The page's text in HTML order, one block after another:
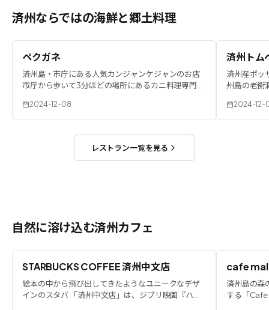
済州ならではの海鮮と郷土料理
ペクガネ
済州島・市庁にある人気カンジャンケジャンのお店
市庁から歩いて3分ほどの場所にあるカニ料理専門店
んだとか。このお店...
2024-12-08
済州トム
済州産ポッ
州島の老衡
な済州の郷
2024-12-
レストラン一覧を見る
自然に溶け込む済州カフェ
STARBUCKS COFFEE 済州中文店
絵本の中から飛び出してきたようなユニークなデザ
インのスタバ 「済州中文店」は、ジブリ映画『ハウ
cafe
済州島の森
する「